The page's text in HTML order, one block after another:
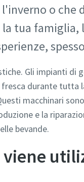
o
tua
Gli impianti di
durante tutta
macchinari
e la
bevande.